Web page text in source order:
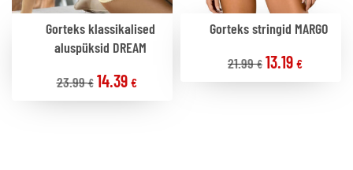
Gorteks klassikalised
aluspüksid DREAM
23.99€ 14.39 €
Gorteks stringid MARGO
21.99€ 13.19 €